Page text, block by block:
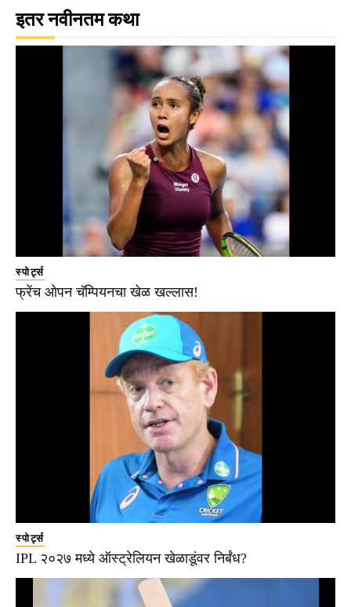
इतर नवीनतम कथा
स्पोर्ट्स
फ्रेंच ओपन चॅम्पियनचा खेळ खल्लास!
स्पोर्ट्स
IPL २०२७ मध्ये ऑस्ट्रेलियन खेळाडूंवर निर्बंध?